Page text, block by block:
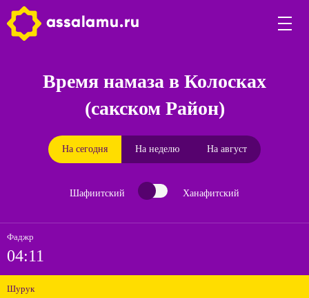
Время намаза в Колосках
(сакском Район)
На сегодня На неделю На август
Шафиитский Ханафитский
Фаджр
04:11
Шурук